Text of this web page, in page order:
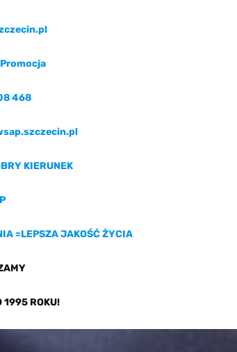
468
KIERUNEK
=LEPSZA JAKOŚĆ ŻYCIA
1995 ROKU!